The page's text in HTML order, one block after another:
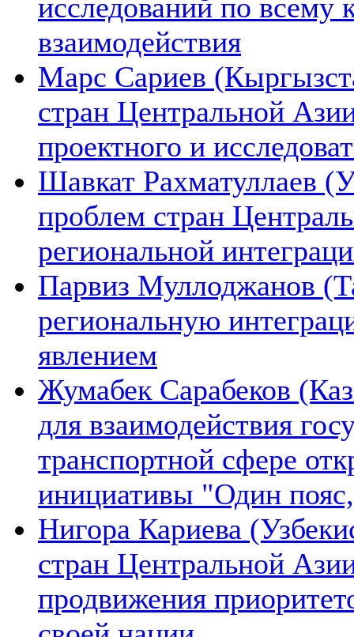
исследований по всему
взаимодействия
Марс Сариев
стран Центральной
проектного и
Шавкат Рахматуллаев
проблем стран
региональной
Парвиз Муллоджанов
региональную
явлением
Жумабек Сарабеков
для взаимодействия
транспортной сфере
инициативы "Один
Нигора Кариева
стран Центральной
продвижения